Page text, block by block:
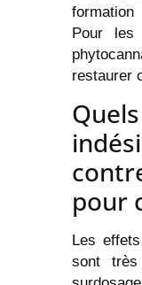
Pour les
restaurer
pour
Les
sont